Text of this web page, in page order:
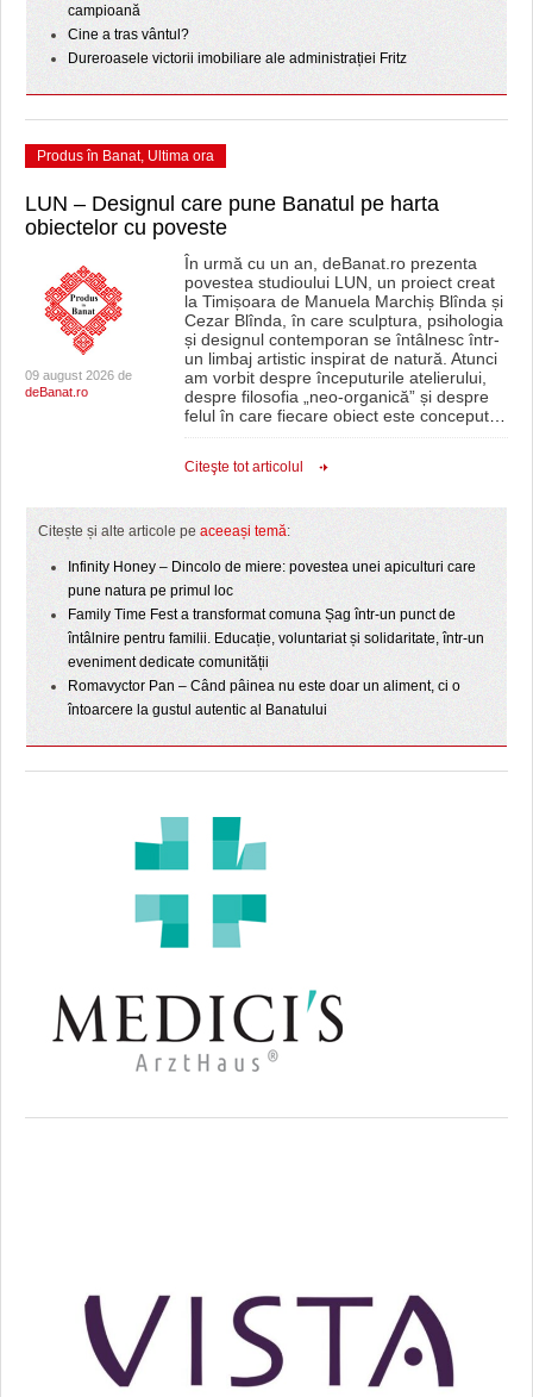
campioană
Cine a tras vântul?
Dureroasele victorii imobiliare ale administrației Fritz
Produs în Banat, Ultima ora
LUN – Designul care pune Banatul pe harta
obiectelor cu poveste
09 august 2026 de
deBanat.ro
În urmă cu un an, deBanat.ro prezenta
povestea studioului LUN, un proiect creat
la Timișoara de Manuela Marchiș Blînda și
Cezar Blînda, în care sculptura, psihologia
și designul contemporan se întâlnesc într-
un limbaj artistic inspirat de natură. Atunci
am vorbit despre începuturile atelierului,
despre filosofia „neo-organică” și despre
felul în care fiecare obiect este conceput…
Citeşte tot articolul
Citește și alte articole pe aceeași temă:
Infinity Honey – Dincolo de miere: povestea unei apiculturi care
pune natura pe primul loc
Family Time Fest a transformat comuna Șag într-un punct de
întâlnire pentru familii. Educație, voluntariat și solidaritate, într-un
eveniment dedicate comunității
Romavyctor Pan – Când pâinea nu este doar un aliment, ci o
întoarcere la gustul autentic al Banatului